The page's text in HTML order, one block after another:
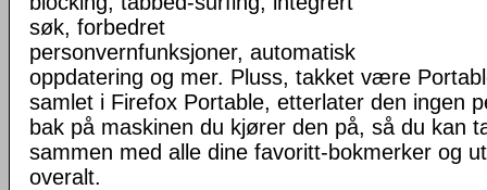
søk, forbedret
personvernfunksjoner, automatisk
oppdatering og mer. Pluss, takket være
samlet i Firefox Portable, etterlater den ingen
bak på maskinen du kjører den på, så du kan
sammen med alle dine favoritt-bokmerker og
overalt.